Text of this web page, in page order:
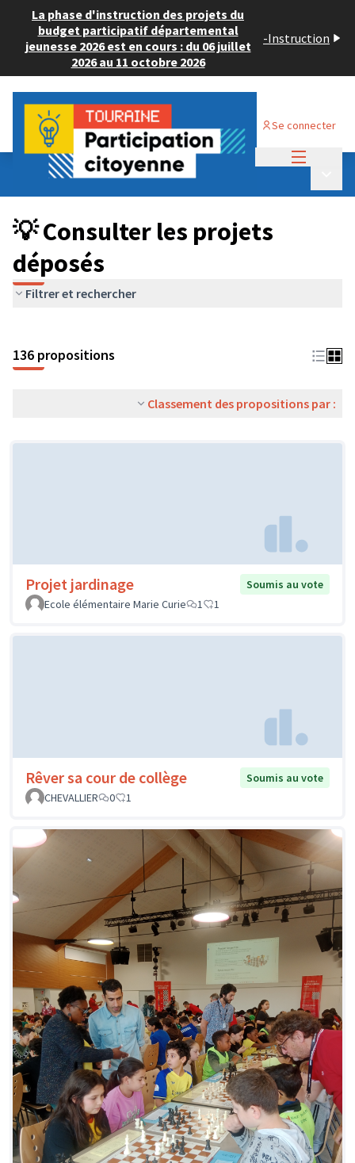
La phase d'instruction des projets du
budget participatif départemental
jeunesse 2026 est en cours : du 06 juillet
2026 au 11 octobre 2026
-Instruction
Se connecter
Budget Participatif JEUNESSE 2024
💡 Consulter les projets déposés
💡 Consulter les projets
déposés
Filtrer et rechercher
136 propositions
Classement des propositions par :
Projet jardinage
Soumis au vote
Ecole élémentaire Marie Curie
1 1
Rêver sa cour de collège
Soumis au vote
CHEVALLIER
0 1